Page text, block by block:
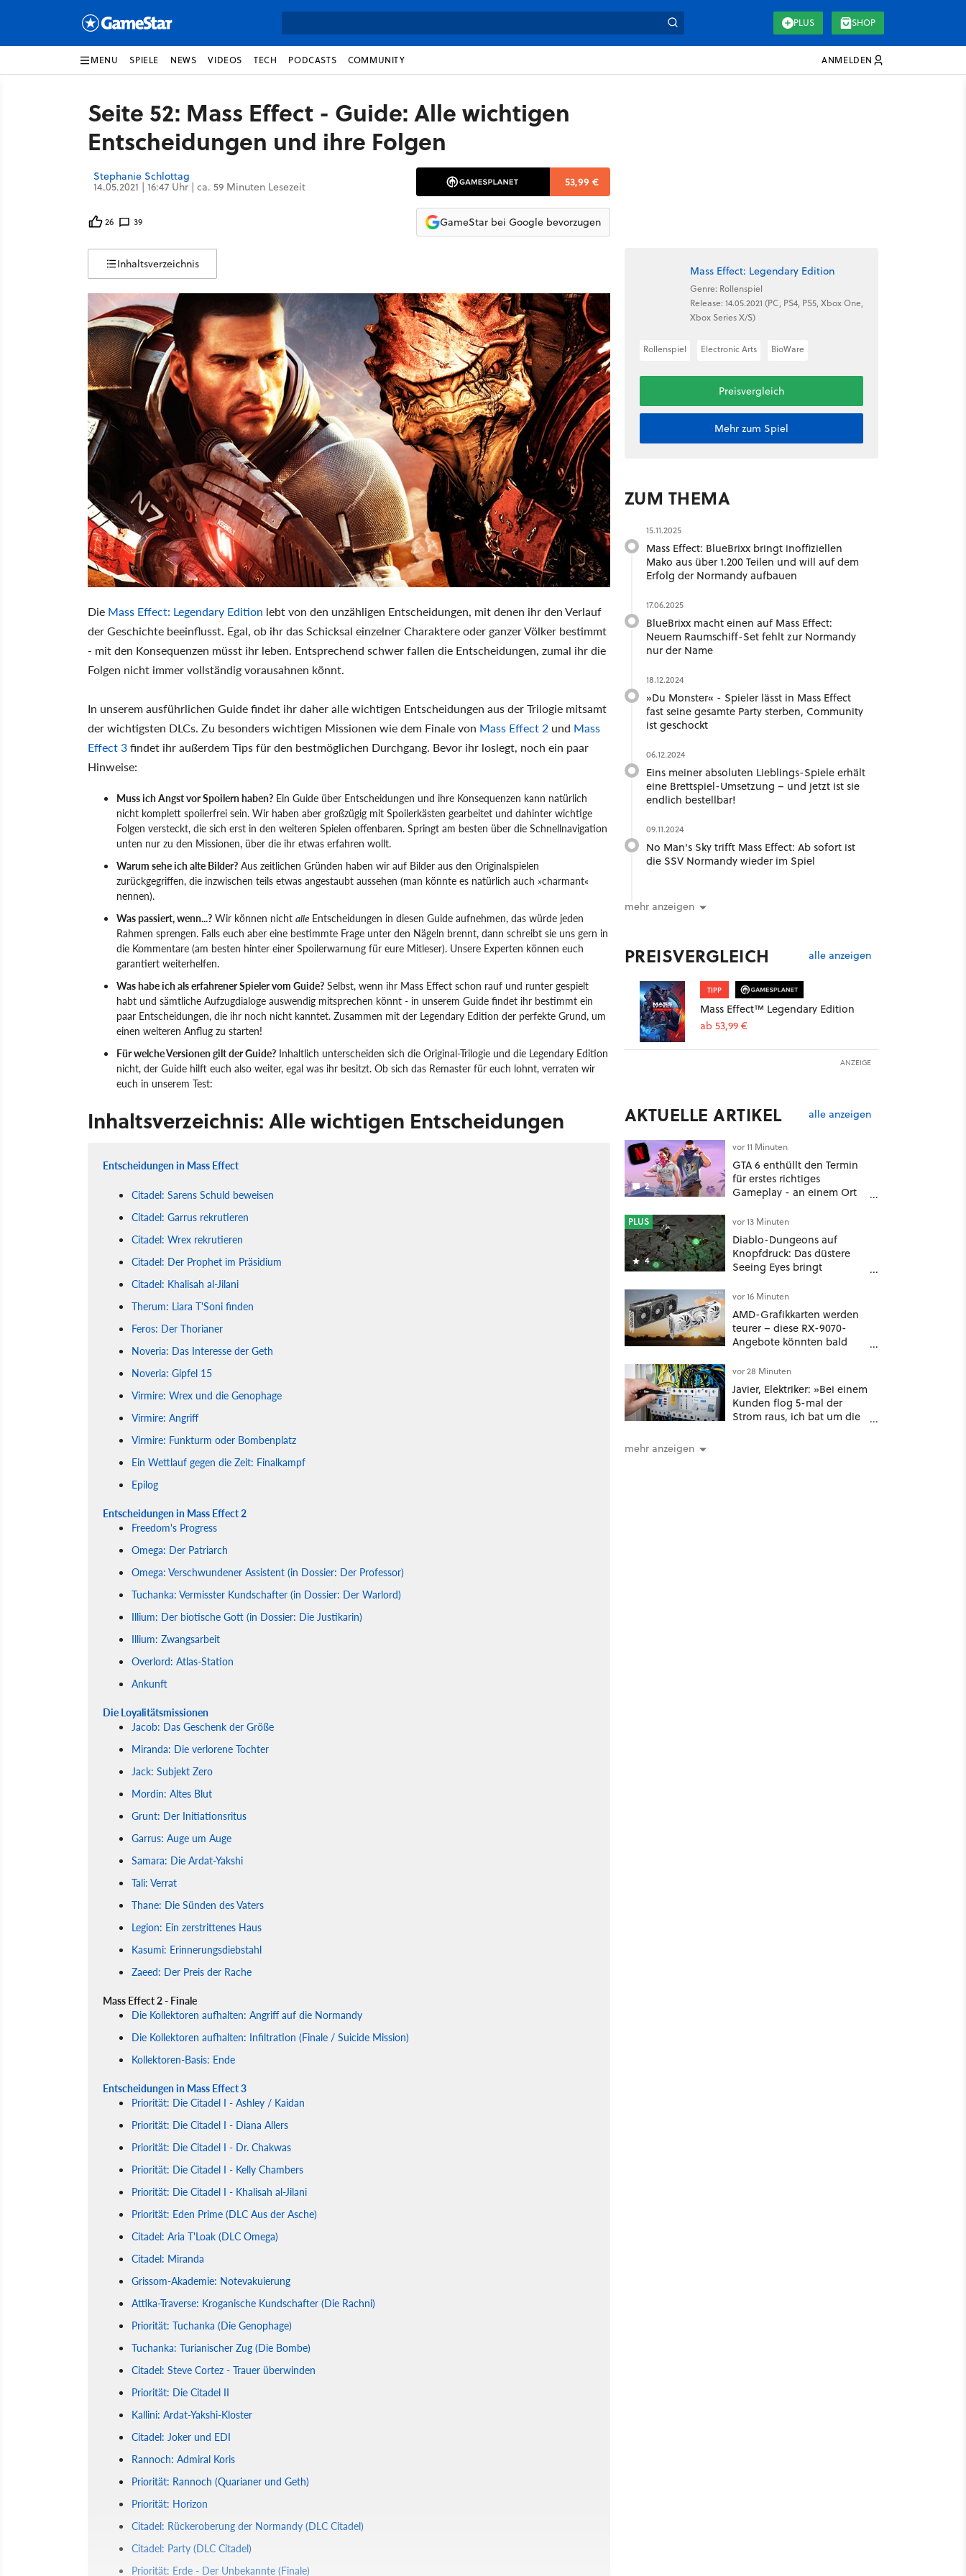
PLUS SHOP
MENU SPIELE NEWS VIDEOS TECH PODCASTS COMMUNITY ANMELDEN
Seite 52: Mass Effect - Guide: Alle wichtigen
Entscheidungen und ihre Folgen
Stephanie Schlottag
14.05.2021 | 16:47 Uhr | ca. 59 Minuten Lesezeit
26 39
53,99 €
GameStar bei Google bevorzugen
Inhaltsverzeichnis
Die Mass Effect: Legendary Edition lebt von den unzähligen Entscheidungen, mit denen ihr den Verlauf
der Geschichte beeinflusst. Egal, ob ihr das Schicksal einzelner Charaktere oder ganzer Völker bestimmt
- mit den Konsequenzen müsst ihr leben. Entsprechend schwer fallen die Entscheidungen, zumal ihr die
Folgen nicht immer vollständig vorausahnen könnt.
In unserem ausführlichen Guide findet ihr daher alle wichtigen Entscheidungen aus der Trilogie mitsamt
der wichtigsten DLCs. Zu besonders wichtigen Missionen wie dem Finale von Mass Effect 2 und Mass
Effect 3findet ihr außerdem Tips für den bestmöglichen Durchgang. Bevor ihr loslegt, noch ein paar
Hinweise:
Muss ich Angst vor Spoilern haben? Ein Guide über Entscheidungen und ihre Konsequenzen kann natürlich
nicht komplett spoilerfrei sein. Wir haben aber großzügig mit Spoilerkästen gearbeitet und dahinter wichtige
Folgen versteckt, die sich erst in den weiteren Spielen offenbaren. Springt am besten über die Schnellnavigation
unten nur zu den Missionen, über die ihr etwas erfahren wollt.
Warum sehe ich alte Bilder? Aus zeitlichen Gründen haben wir auf Bilder aus den Originalspielen
zurückgegriffen, die inzwischen teils etwas angestaubt aussehen (man könnte es natürlich auch »charmant«
nennen).
Was passiert, wenn...? Wir können nicht alle Entscheidungen in diesen Guide aufnehmen, das würde jeden
Rahmen sprengen. Falls euch aber eine bestimmte Frage unter den Nägeln brennt, dann schreibt sie uns gern in
die Kommentare (am besten hinter einer Spoilerwarnung für eure Mitleser). Unsere Experten können euch
garantiert weiterhelfen.
Was habe ich als erfahrener Spieler vom Guide? Selbst, wenn ihr Mass Effect schon rauf und runter gespielt
habt und sämtliche Aufzugdialoge auswendig mitsprechen könnt - in unserem Guide findet ihr bestimmt ein
paar Entscheidungen, die ihr noch nicht kanntet. Zusammen mit der Legendary Edition der perfekte Grund, um
einen weiteren Anflug zu starten!
Für welche Versionen gilt der Guide? Inhaltlich unterscheiden sich die Original-Trilogie und die Legendary Edition
nicht, der Guide hilft euch also weiter, egal was ihr besitzt. Ob sich das Remaster für euch lohnt, verraten wir
euch in unserem Test:
Inhaltsverzeichnis: Alle wichtigen Entscheidungen
Entscheidungen in Mass Effect
Citadel: Sarens Schuld beweisen
Citadel: Garrus rekrutieren
Citadel: Wrex rekrutieren
Citadel: Der Prophet im Präsidium
Citadel: Khalisah al-Jilani
Therum: Liara T'Soni finden
Feros: Der Thorianer
Noveria: Das Interesse der Geth
Noveria: Gipfel 15
Virmire: Wrex und die Genophage
Virmire: Angriff
Virmire: Funkturm oder Bombenplatz
Ein Wettlauf gegen die Zeit: Finalkampf
Epilog
Entscheidungen in Mass Effect 2
Freedom's Progress
Omega: Der Patriarch
Omega: Verschwundener Assistent (in Dossier: Der Professor)
Tuchanka: Vermisster Kundschafter (in Dossier: Der Warlord)
Illium: Der biotische Gott (in Dossier: Die Justikarin)
Illium: Zwangsarbeit
Overlord: Atlas-Station
Ankunft
Die Loyalitätsmissionen
Jacob: Das Geschenk der Größe
Miranda: Die verlorene Tochter
Jack: Subjekt Zero
Mordin: Altes Blut
Grunt: Der Initiationsritus
Garrus: Auge um Auge
Samara: Die Ardat-Yakshi
Tali: Verrat
Thane: Die Sünden des Vaters
Legion: Ein zerstrittenes Haus
Kasumi: Erinnerungsdiebstahl
Zaeed: Der Preis der Rache
Mass Effect 2 - Finale
Die Kollektoren aufhalten: Angriff auf die Normandy
Die Kollektoren aufhalten: Infiltration (Finale / Suicide Mission)
Kollektoren-Basis: Ende
Entscheidungen in Mass Effect 3
Priorität: Die Citadel I - Ashley / Kaidan
Priorität: Die Citadel I - Diana Allers
Priorität: Die Citadel I - Dr. Chakwas
Priorität: Die Citadel I - Kelly Chambers
Priorität: Die Citadel I - Khalisah al-Jilani
Priorität: Eden Prime (DLC Aus der Asche)
Citadel: Aria T'Loak (DLC Omega)
Citadel: Miranda
Grissom-Akademie: Notevakuierung
Attika-Traverse: Kroganische Kundschafter (Die Rachni)
Priorität: Tuchanka (Die Genophage)
Tuchanka: Turianischer Zug (Die Bombe)
Citadel: Steve Cortez - Trauer überwinden
Priorität: Die Citadel II
Kallini: Ardat-Yakshi-Kloster
Citadel: Joker und EDI
Rannoch: Admiral Koris
Priorität: Rannoch (Quarianer und Geth)
Priorität: Horizon
Citadel: Rückeroberung der Normandy (DLC Citadel)
Citadel: Party (DLC Citadel)
Priorität: Erde - Der Unbekannte (Finale)
Mass Effect: Legendary Edition
Genre: Rollenspiel
Release: 14.05.2021 (PC, PS4, PS5, Xbox One,
Xbox Series X/S)
Rollenspiel Electronic Arts BioWare
Preisvergleich
Mehr zum Spiel
ZUM THEMA
15.11.2025
Mass Effect: BlueBrixx bringt inoffiziellen
Mako aus über 1.200 Teilen und will auf dem
Erfolg der Normandy aufbauen
17.06.2025
BlueBrixx macht einen auf Mass Effect:
Neuem Raumschiff-Set fehlt zur Normandy
nur der Name
18.12.2024
»Du Monster« - Spieler lässt in Mass Effect
fast seine gesamte Party sterben, Community
ist geschockt
06.12.2024
Eins meiner absoluten Lieblings-Spiele erhält
eine Brettspiel-Umsetzung – und jetzt ist sie
endlich bestellbar!
09.11.2024
No Man's Sky trifft Mass Effect: Ab sofort ist
die SSV Normandy wieder im Spiel
mehr anzeigen
PREISVERGLEICH alle anzeigen
TIPP
Mass Effect™ Legendary Edition
ab 53,99 €
ANZEIGE
AKTUELLE ARTIKEL alle anzeigen
2
vor 11 Minuten
GTA 6 enthüllt den Termin
für erstes richtiges
Gameplay - an einem Ort
gerechnet hatte
4
PLUS vor 13 Minuten
Diablo-Dungeons auf
Knopfdruck: Das düstere
Seeing Eyes bringt
mächtiges Tool, das sogar
D&D-Spieler feuern
vor 16 Minuten
AMD-Grafikkarten werden
teurer – diese RX-9070-
Angebote könnten bald
vor 28 Minuten
Javier, Elektriker: »Bei einem
Kunden flog 5-mal der
Strom raus, ich bat um die
mehr anzeigen